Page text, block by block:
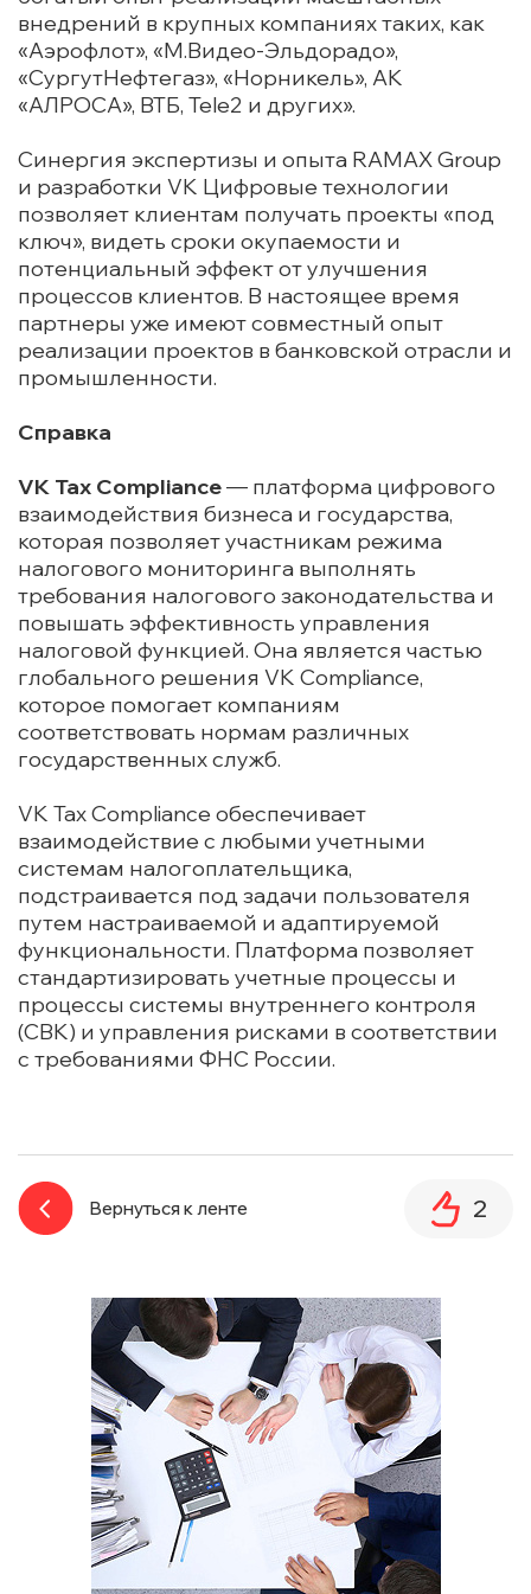
внедрений в крупных компаниях таких, как
«Аэрофлот», «М.Видео-Эльдорадо»,
«СургутНефтегаз», «Норникель», АК
«АЛРОСА», ВТБ, Tele2 и других».
Синергия экспертизы и опыта RAMAX Group
и разработки VK Цифровые технологии
позволяет клиентам получать проекты «под
ключ», видеть сроки окупаемости и
потенциальный эффект от улучшения
процессов клиентов. В настоящее время
партнеры уже имеют совместный опыт
реализации проектов в банковской отрасли и
промышленности.
Справка
VK Tax Compliance— платформа цифрового
взаимодействия бизнеса и государства,
которая позволяет участникам режима
налогового мониторинга выполнять
требования налогового законодательства и
повышать эффективность управления
налоговой функцией. Она является частью
глобального решения VK Compliance,
которое помогает компаниям
соответствовать нормам различных
государственных служб.
VK Tax Compliance обеспечивает
взаимодействие с любыми учетными
системам налогоплательщика,
подстраивается под задачи пользователя
путем настраиваемой и адаптируемой
функциональности. Платформа позволяет
стандартизировать учетные процессы и
процессы системы внутреннего контроля
(СВК) и управления рисками в соответствии
с требованиями ФНС России.
Вернуться к ленте 2